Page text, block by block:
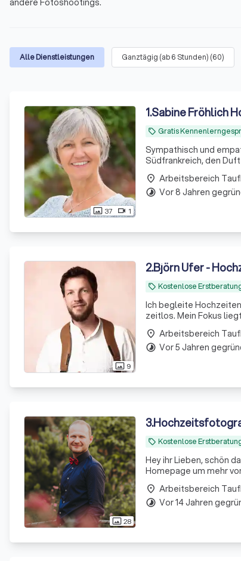
andere Fotoshootings.
Alle Dienstleistungen Ganztägig (ab 6 Stunden) (60)
photo_size_select_actual 37 videocam 1
1.Sabine Fröhlich
local_offer Gratis
Sympathisch und
Südfrankreich, den
place
timelapse Vor 8 Jahren
photo_size_select_actual 9
2.Björn Ufer -
local_offer Kostenlose
Ich begleite
zeitlos. Mein Fokus
place
timelapse Vor 5 Jahren
photo_size_select_actual28
3.
local_offer Kostenlose
Hey ihr Lieben, schön
Homepage um mehr
place
timelapse Vor 14 Jahren